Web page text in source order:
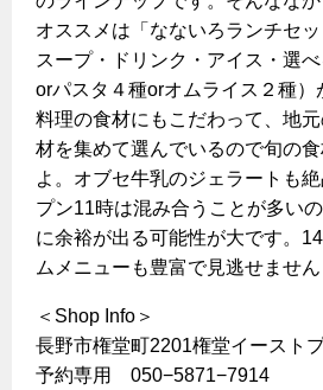
オススメは「なないろランチセ
スープ・ドリンク・アイス・選
orパスタ４種orオムライス２種）
料理の食材にもこだわって、地
材を集めて選んでいるので旬の
よ。オブセ牛乳のジェラートも
プン11時は混み合うことが多い
に余裕が出る可能性が大です。
ムメニューも豊富で見逃せません
＜Shop Info＞
長野市権堂町2201権堂イースト
予約専用 050−5871−7914